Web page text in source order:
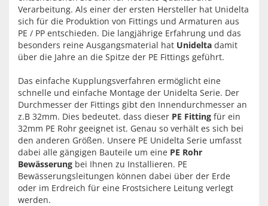
Verarbeitung. Als einer der ersten Hersteller hat Unidelta
sich für die Produktion von Fittings und Armaturen aus
PE / PP entschieden. Die langjährige Erfahrung und das
besonders reine Ausgangsmaterial hat Unidelta damit
über die Jahre an die Spitze der PE Fittings geführt.
Das einfache Kupplungsverfahren ermöglicht eine
schnelle und einfache Montage der Unidelta Serie. Der
Durchmesser der Fittings gibt den Innendurchmesser an
z.B 32mm. Dies bedeutet. dass dieser PE Fitting für ein
32mm PE Rohr geeignet ist. Genau so verhält es sich bei
den anderen Größen. Unsere PE Unidelta Serie umfasst
dabei alle gängigen Bauteile um eine PE Rohr
Bewässerung bei Ihnen zu Installieren. PE
Bewässerungsleitungen können dabei über der Erde
oder im Erdreich für eine Frostsichere Leitung verlegt
werden.